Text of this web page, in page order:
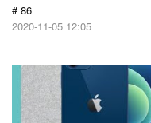
# 86
2020-11-05 12:05